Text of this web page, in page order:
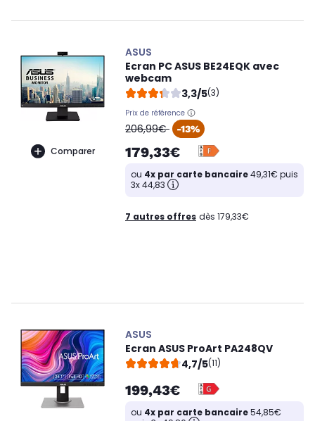
Comparer
ASUS
Ecran PC ASUS BE24EQK avec
webcam
3,3/5(3)
Prix de référence
oldPrice
206,99€ -13%
179,33€
ou 4x par carte bancaire49,31€ puis
3x 44,83
7 autres offres dès 179,33€
ASUS
Ecran ASUS ProArt PA248QV
4,7/5(11)
199,43€
ou 4x par carte bancaire54,85€